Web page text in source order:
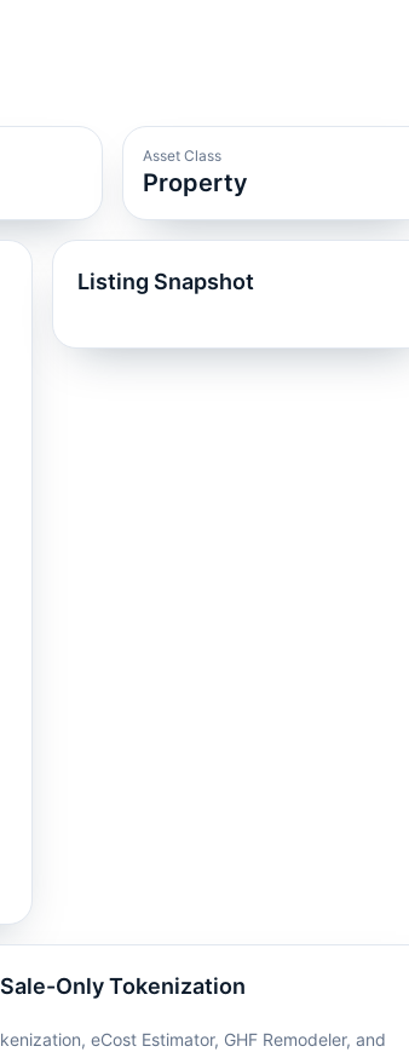
Asset Class
Property
Listing Snapshot
Sale-Only Tokenization
eCost Estimator, GHF Remodeler, and